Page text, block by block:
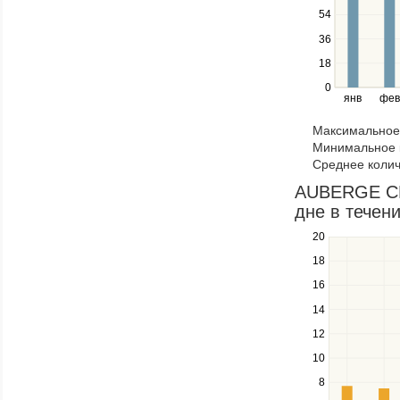
янв фев
0
18
36
54
Use
the
and
right
navigate
through
items
in
a
series.
Минимальное
Среднее
AUBERGE
дне в
8
10
12
14
16
18
20
Use
the
and
down
to
navigate
series.